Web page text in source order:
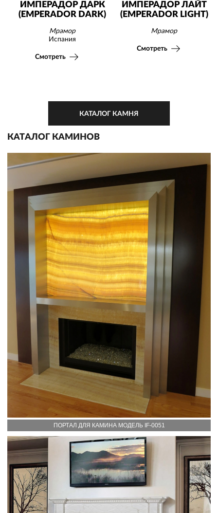
ИМПЕРАДОР ДАРК
(EMPERADOR DARK)
Мрамор
Испания
Смотреть
ИМПЕРАДОР ЛАЙТ
(EMPERADOR LIGHT)
Мрамор
Смотреть
КАТАЛОГ КАМНЯ
КАТАЛОГ КАМИНОВ
ПОРТАЛ ДЛЯ КАМИНА МОДЕЛЬ IF-0051